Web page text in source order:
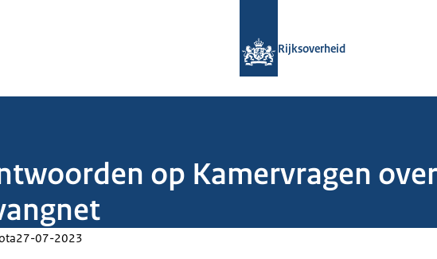
Rijksoverheid
op Kamervragen
27-07-2023